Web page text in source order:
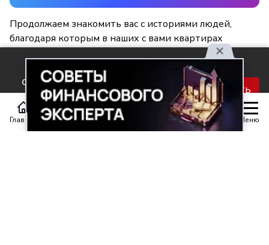
Главная Статьи Передачи Меню
Продолжаем знакомить вас с историями людей,
благодаря которым в наших с вами квартирах
соглашаетесь с правилами
обработки персональных
данных.
Принять